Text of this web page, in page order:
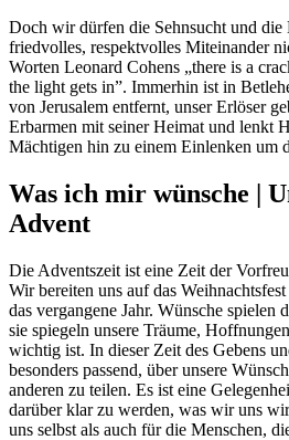
Doch wir dürfen die Sehnsucht und
friedvolles, respektvolles Miteinander
Worten Leonard Cohens „there is a
the light gets in”. Immerhin ist in
von Jerusalem entfernt, unser Erlöser
Erbarmen mit seiner Heimat und lenkt
Mächtigen hin zu einem Einlenken um
Was ich mir wünsche |
Advent
Die Adventszeit ist eine Zeit der
Wir bereiten uns auf das
das vergangene Jahr. Wünsche spielen
sie spiegeln unsere Träume,
wichtig ist. In dieser Zeit des Gebens
besonders passend, über unsere
anderen zu teilen. Es ist eine
darüber klar zu werden, was wir uns
uns selbst als auch für die Menschen,